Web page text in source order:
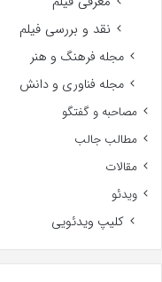
نقد و بررسی فیلم
مجله فرهنگ و هنر
مجله فناوری و دانش
مصاحبه و گفتگو
مطالب جالب
مقالات
ویدئو
کلیپ ویدئویی